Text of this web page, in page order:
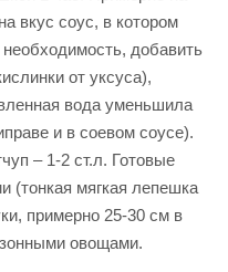
вкус соус, в котором
добавить
от уксуса),
вода уменьшила
и в соевом соусе).
– 1-2 ст.л. Готовые
(тонкая мягкая лепешка
примерно 25-30 см в
овощами.